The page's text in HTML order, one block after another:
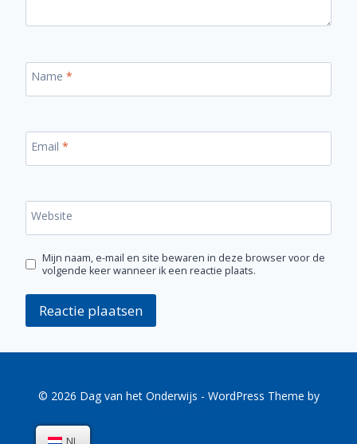
Name *
Email *
Website
Mijn naam, e-mail en site bewaren in deze browser voor de
volgende keer wanneer ik een reactie plaats.
© 2026 Dag van het Onderwijs - WordPress Theme by
NL